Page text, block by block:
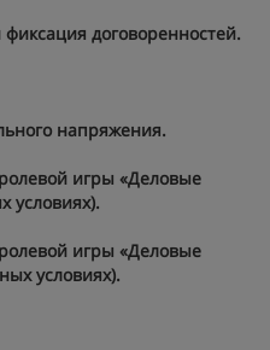
договоренностей.
напряжения.
игры «Деловые
условиях).
игры «Деловые
условиях).